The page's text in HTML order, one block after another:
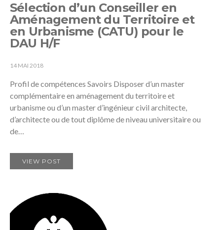
Sélection d’un Conseiller en
Aménagement du Territoire et
en Urbanisme (CATU) pour le
DAU H/F
14 MAI 2018
Profil de compétences Savoirs Disposer d’un master
complémentaire en aménagement du territoire et
urbanisme ou d’un master d’ingénieur civil architecte,
d’architecte ou de tout diplôme de niveau universitaire ou
de…
VIEW POST